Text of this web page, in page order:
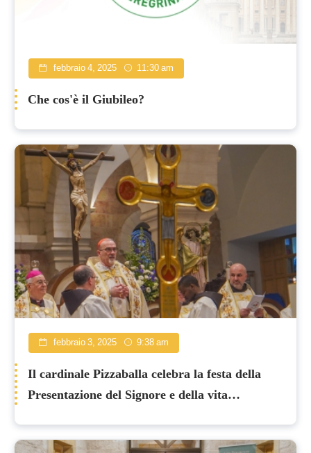
febbraio 4, 2025 11:30 am
Che cos'è il Giubileo?
febbraio 3, 2025 9:38 am
Il cardinale Pizzaballa celebra la festa della
Presentazione del Signore e della vita